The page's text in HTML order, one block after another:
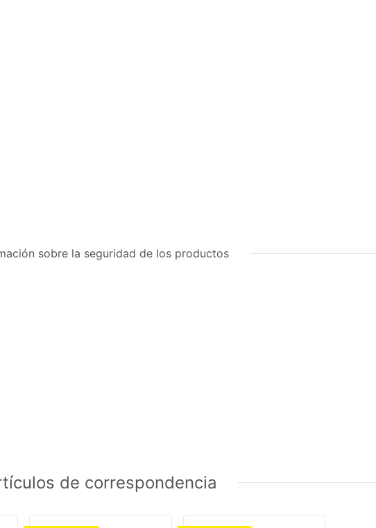
sobre la seguridad de los productos
de correspondencia